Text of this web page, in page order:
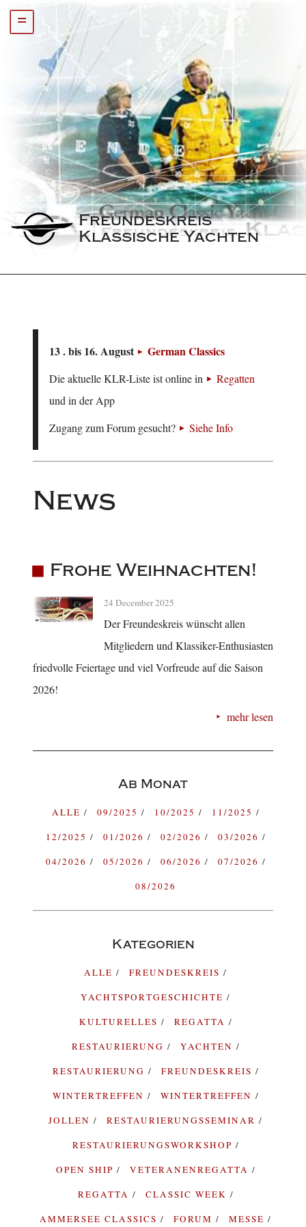
=
Freundeskreis
Klassische Yachten
13 . bis 16. August German Classics
Die aktuelle KLR-Liste ist online in
Regatten
und in der App
Zugang zum Forum gesucht?
Siehe Info
News
Frohe Weihnachten!
24 December 2025
Der Freundeskreis wünscht allen
Mitgliedern und Klassiker-Enthusiasten
friedvolle Feiertage und viel Vorfreude auf die Saison
2026!
mehr lesen
Ab Monat
ALLE 09/2025 10/2025
11/2025
12/2025
01/2026 02/2026
03/2026
04/2026
05/2026 06/2026
07/2026
08/2026
Kategorien
ALLE
FREUNDESKREIS
YACHTSPORTGESCHICHTE
KULTURELLES
REGATTA
RESTAURIERUNG
YACHTEN
RESTAURIERUNG
FREUNDESKREIS
WINTERTREFFEN
WINTERTREFFEN
JOLLEN
RESTAURIERUNGSSEMINAR
RESTAURIERUNGSWORKSHOP
OPEN SHIP
VETERANENREGATTA
REGATTA
CLASSIC WEEK
AMMERSEE CLASSICS
FORUM MESSE